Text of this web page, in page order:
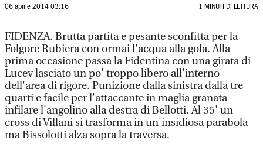
06 aprile 2014 03:16 1 MINUTI DI LETTURA
FIDENZA. Brutta partita e pesante sconfitta per la
Folgore Rubiera con ormai l'acqua alla gola. Alla
prima occasione passa la Fidentina con una girata di
Lucev lasciato un po' troppo libero all'interno
dell'area di rigore. Punizione dalla sinistra dalla tre
quarti e facile per l'attaccante in maglia granata
infilare l'angolino alla destra di Bellotti. Al 35' un
cross di Villani si trasforma in un'insidiosa parabola
ma Bissolotti alza sopra la traversa.